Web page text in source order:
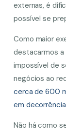
externas, é
possível se
Como maior
destacarmos a
impossível de
negócios ao
cerca de 600
em
Não há como